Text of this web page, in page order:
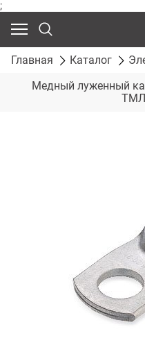
;
Главная Каталог
Медный луженный
ТМЛ